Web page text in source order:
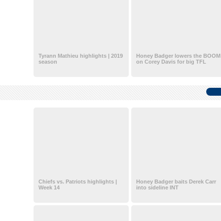
Tyrann Mathieu highlights | 2019
season
Honey Badger lowers the BOOM
on Corey Davis for big TFL
Chiefs vs. Patriots highlights |
Week 14
Honey Badger baits Derek Carr
into sideline INT